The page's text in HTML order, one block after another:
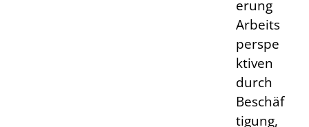
erung
Arbeits
perspe
ktiven
durch
Beschäf
tigung,